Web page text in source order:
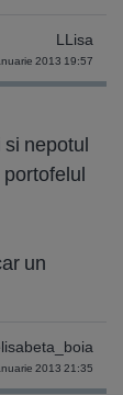
LLisa
2013 19:57
nepotul
un
2013 21:35